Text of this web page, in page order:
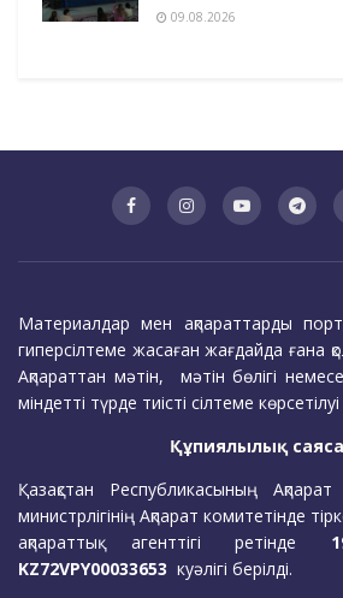
09.08.2026
Материалдар мен ақпараттарды
гиперсілтеме жасаған жағдайда ғана
Ақпараттан мәтін, мәтін бөлігі
міндетті түрде тиісті сілтеме
Құпиялылық
Қазақстан Республикасының
министрлігінің Ақпарат комитетінде
ақпараттық агенттігі ретінде
KZ72VPY00033653 куәлігі берілді.